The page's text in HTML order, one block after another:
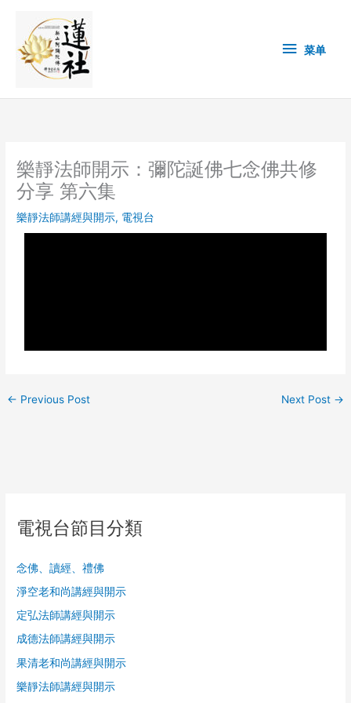
content
单 菜单
樂靜法師開示：彌陀誕佛七念佛共修
分享 第六集
樂靜法師講經與開示, 電視台
← Previous Post Next Post →
電視台節目分類
念佛、讀經、禮佛
淨空老和尚講經與開示
定弘法師講經與開示
成德法師講經與開示
果清老和尚講經與開示
樂靜法師講經與開示